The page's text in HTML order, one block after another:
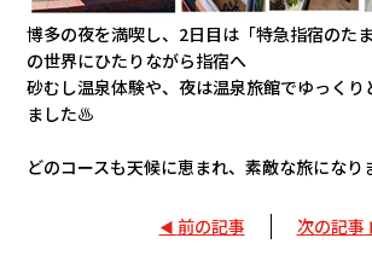
博多の夜を満喫し、2日目は「特急指宿のた
の世界にひたりながら指宿へ
砂むし温泉体験や、夜は温泉旅館でゆっくり
ました♨
どのコースも天候に恵まれ、素敵な旅になり
前の記事 次の記事